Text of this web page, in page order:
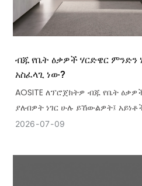
ብጁ የቤት ዕቃዎች ሃርድዌር
አስፈላጊ ነው?
AOSITE ለፕሮጀክትዎ ብጁ የቤት
ያለብዎት ነገር ሁሉ ይኸውልዎት፤
2026 07 09